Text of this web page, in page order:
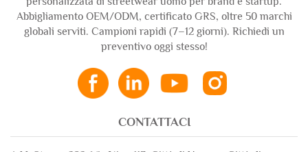
Abbigliamento OEM/ODM, certificato GRS, oltre 50 marchi
globali serviti. Campioni rapidi (7–12 giorni). Richiedi un
preventivo oggi stesso!
CONTATTACI